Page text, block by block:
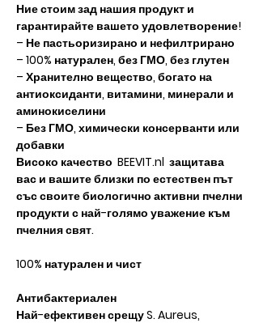
Ние стоимзад нашия продукт и
гарантирайте вашето удовлетворение!
– Не пастьоризирано и нефилтрирано
– 100% натурален, без ГМО, без глутен
– Хранително вещество, богато на
антиоксиданти, витамини, минерали и
аминокиселини
– Без ГМО, химически консерванти или
добавки
Високо качество BEEVIT.nl защитава
вас и вашите близки по естествен път
със своите биологично активни пчелни
продукти с най-голямо уважение към
пчелния свят.
100% натурален и чист
Антибактериален
Най-ефективен срещу S. Aureus,